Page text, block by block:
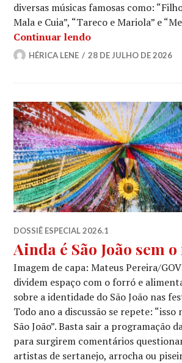
diversas músicas famosas como:
Mala e Cuia”, “Tareco e Mariola” e
Continuar lendoFlávio José
HÉRICA LENE 28 DE JULHO DE 2026
DOSSIÊ ESPECIAL 2026.1
Ainda é São João sem
Imagem de capa: Mateus Pereira/
dividem espaço com o forró e
sobre a identidade do São João nas
Todo ano a discussão se repete: “isso
São João”. Basta sair a programação
para surgirem comentários
artistas de sertanejo, arrocha ou